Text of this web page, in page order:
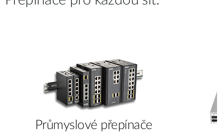
Průmyslové přepínače